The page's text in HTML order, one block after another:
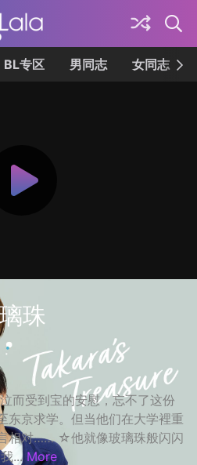
BL专区 男同志 女同志
珠
而受到宝的安慰，忘不了这份
东京求学。但当他们在大学裡重
相对…… ☆他就像玻璃珠般闪闪
... More